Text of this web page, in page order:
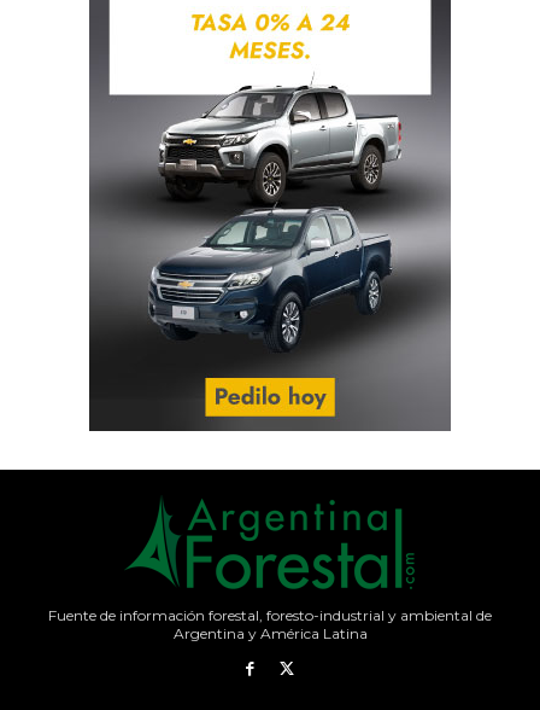
Fuente de información forestal, foresto-industrial y ambiental de
Argentina y América Latina